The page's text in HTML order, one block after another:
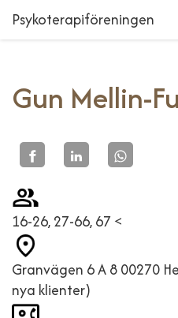
Psykoterapiföreningen
Gun Mellin-
16-26, 27-66, 67 <
Granvägen 6 A 8 00270
nya klienter)